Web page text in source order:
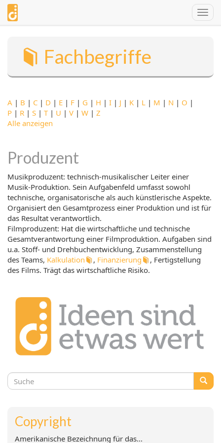
Direkt
zum
Fachbegriffe
A | B | C | D | E | F | G | H | I | J | K | L | M | N | O |
P | R | S | T | U | V | W | Z
Alle anzeigen
Produzent
Musikproduzent: technisch-musikalischer Leiter einer
Musik-Produktion. Sein Aufgabenfeld umfasst sowohl
technische, organisatorische als auch künstlerische Aspekte.
Organisiert den Gesamtprozess einer Produktion und ist für
das Resultat verantwortlich.
Filmproduzent: Hat die wirtschaftliche und technische
Gesamtverantwortung einer Filmproduktion. Aufgaben sind
u.a. Stoff- und Drehbuchentwicklung, Zusammenstellung
des Teams, Kalkulation , Finanzierung
, Fertigstellung
des Films. Trägt das wirtschaftliche Risiko.
Suchformular
Copyright
Amerikanische Bezeichnung für das...